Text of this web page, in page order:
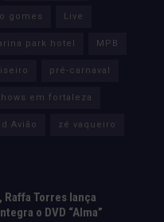
gomes Live
park hotel MPB
pré-carnaval
em fortaleza
Avião zé vaqueiro
Raffa Torres lança
o DVD “Alma”